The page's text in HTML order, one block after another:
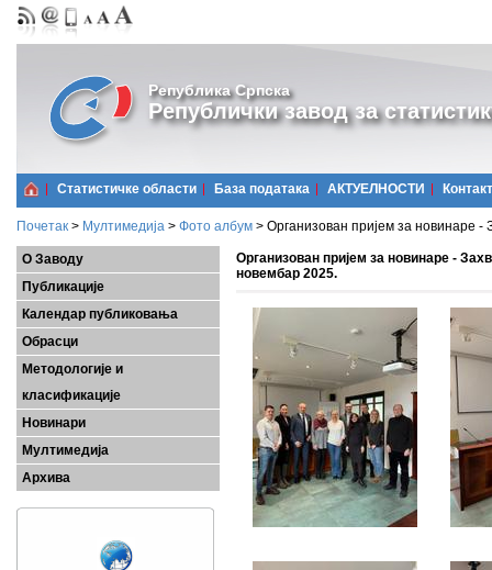
Република Српска
Републички завод за
Статистичке области Базa података АКТУЕЛНОСТИ Контакт
Почетак > Мултимедија > Фото албум > Организован пријем за новинаре -
О Заводу
Публикације
Календар публиковања
Обрасци
Методологије и
класификације
Новинари
Мултимедија
Архива
Организован пријем за новинаре -
новембар 2025.